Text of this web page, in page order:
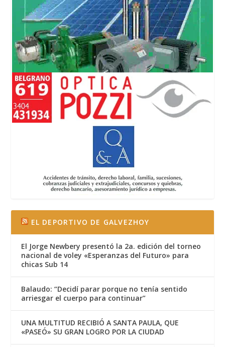
EL DEPORTIVO DE GALVEZHOY
El Jorge Newbery presentó la 2a. edición del torneo
nacional de voley «Esperanzas del Futuro» para
chicas Sub 14
Balaudo: “Decidí parar porque no tenía sentido
arriesgar el cuerpo para continuar”
UNA MULTITUD RECIBIÓ A SANTA PAULA, QUE
«PASEÓ» SU GRAN LOGRO POR LA CIUDAD